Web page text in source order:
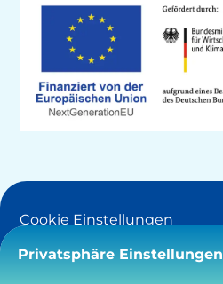
Privatsphäre Einstellungen
Cookie Einstellungen
Barrierefreiheit